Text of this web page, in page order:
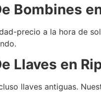
Bombines
precio a la hora de
Llaves en
llaves antiguas.